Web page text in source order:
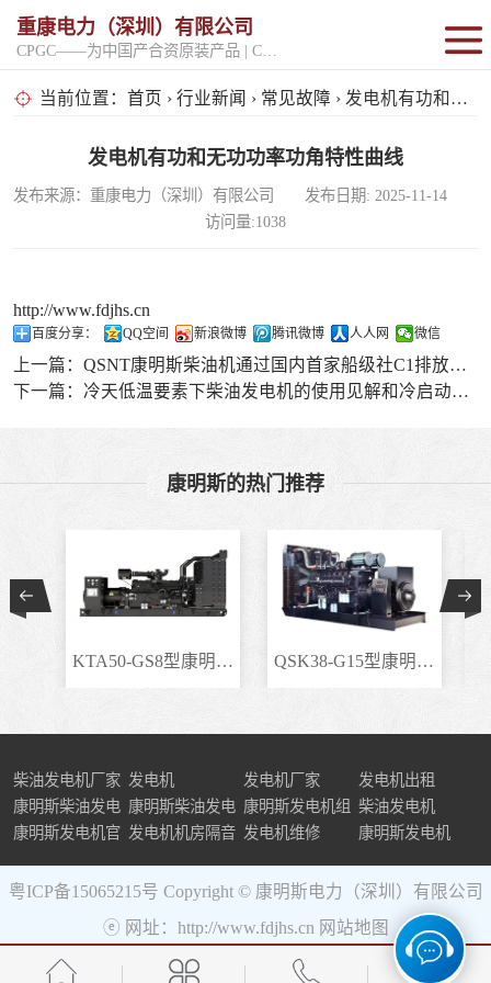
重康电力（深圳）有限公司
当前位置： 首页 › 行业新闻 › 常见故障 › 发电机有功和无功功率功角特性曲线
发电机有功和无功功率功角特性曲线
发布来源：重康电力（深圳）有限公司 发布日期: 2025-11-14
访问量:1038
http://www.fdjhs.cn
百度分享： QQ空间 新浪微博 腾讯微博 人人网 微信
上一篇： QSNT康明斯柴油机通过国内首家船级社C1排放认证
下一篇： 冷天低温要素下柴油发电机的使用见解和冷启动要求
康明斯的热门推荐
KTA50-GS8型康明斯柴.. QSK38-G15型康明斯柴..
柴油发电机厂家 发电机 发电机厂家
发电机出租
康明斯柴油发电
机组
康明斯柴油发电
机
康明斯发电机组 柴油发电机
康明斯发电机官 发电机机房隔音 发电机维修 康明斯发电机
粤ICP备15065215号 Copyright © 康明斯电力（深圳）有限公司
ⓔ 网址：http://www.fdjhs.cn 网站地图
固定开架式
超静音型
移动电站